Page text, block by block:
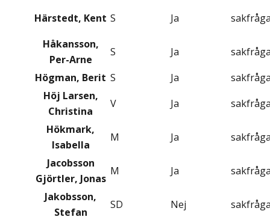
Härstedt, Kent S Ja
Håkansson,
Per-Arne
S Ja
Högman, Berit S Ja
Höj Larsen,
Christina
V Ja
Hökmark,
Isabella
M Ja
Jacobsson
Gjörtler, Jonas
M Ja
Jakobsson,
Stefan
SD Nej